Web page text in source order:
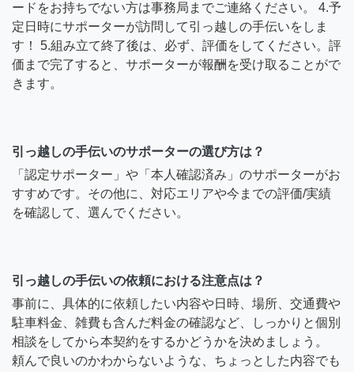
ードをお持ちでない方は事務局までご連絡ください。 4.予
定日時にサポーターが訪問して引っ越しの手伝いをしま
す！ 5.組み立て終了後は、必ず、評価をしてください。評
価まで完了すると、サポーターが報酬を受け取ることがで
きます。
引っ越しの手伝いのサポーターの選び方は？
「認定サポーター」や「本人確認済み」のサポーターがお
すすめです。その他に、対応エリアや今までの評価/実績
を確認して、選んでください。
引っ越しの手伝いの依頼における注意点は？
事前に、具体的に依頼したい内容や日時、場所、交通費や
駐車料金、雑費も含んだ料金の確認など、しっかりと個別
相談をしてから本契約をするかどうかを決めましょう。
頼んで良いのかわからないような、ちょっとした内容でも